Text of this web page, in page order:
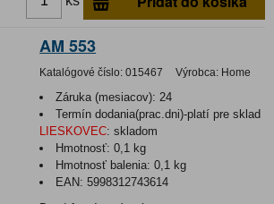
AM 553
Katalógové číslo: 015467 Výrobca: Home
Záruka (mesiacov): 24
Termín dodania(prac.dni)-platí pre sklad
LIESKOVEC: skladom
Hmotnosť:0,1 kg
Hmotnosť balenia:0,1 kg
EAN:5998312743614